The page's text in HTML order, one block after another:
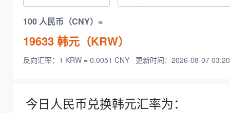
100 人民币（CNY）=
19633韩元（KRW）
反向汇率：1 KRW = 0.0051 CNY 更新时间：2026-08-07
今日人民币兑换韩元汇率为：